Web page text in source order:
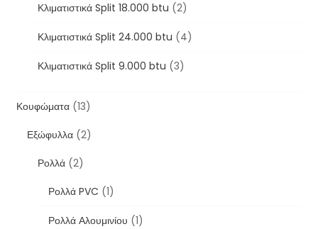
Κλιματιστικά Split 18.000 btu (2)
Κλιματιστικά Split 24.000 btu (4)
Κλιματιστικά Split 9.000 btu (3)
Κουφώματα (13)
Εξώφυλλα (2)
Ρολλά (2)
Ρολλά PVC (1)
Ρολλά Αλουμινίου (1)